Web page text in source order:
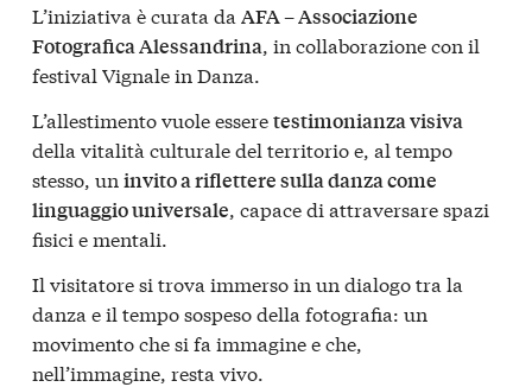
L’iniziativa è curata da AFA – Associazione
Fotografica Alessandrina, in collaborazione con il
festival Vignale in Danza.
L’allestimento vuole esseretestimonianza visiva
della vitalità culturale del territorio e, al tempo
stesso, un invito a riflettere sulla danza come
linguaggio universale, capace di attraversare spazi
fisici e mentali.
Il visitatore si trova immerso in un dialogo tra la
danza e il tempo sospeso della fotografia: un
movimento che si fa immagine e che,
nell’immagine, resta vivo.